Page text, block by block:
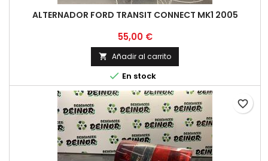
ALTERNADOR FORD TRANSIT CONNECT MK1 2005
Precio
55,00 €
 Añadir al carrito
 En stock
favorite_border